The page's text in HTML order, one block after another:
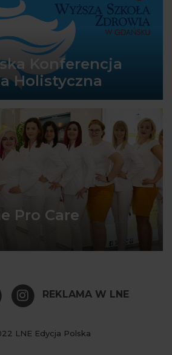
Konferencja
Holistyczna
Pro Care
REKLAMA W LNE
LNE Edycja Polska